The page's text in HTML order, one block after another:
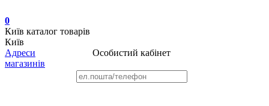
0
Київ каталог товарів
Київ
Адреси
магазинів
Особистий кабінет